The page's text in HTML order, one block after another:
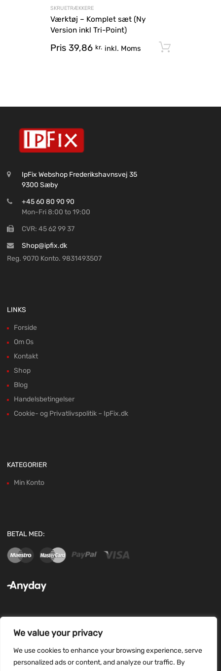
We value your privacy
We use cookies to enhance your browsing experience, serve
personalized ads or content, and analyze our traffic. By
SKRUETRÆKKERE
Værktøj – Komplet sæt (Ny
Version inkl Tri-Point)
Pris 39,86 kr. inkl. Moms
IpFix Webshop Frederikshavnsvej 35
9300 Sæby
+45 60 80 90 90
Mon-Fri 8:00 to 19:00
CVR: 45 62 99 37
Shop@ipfix.dk
Reg. 9070 Konto. 9831493507
LINKS
Forside
Om Os
Kontakt
Shop
Blog
Handelsbetingelser
Cookie- og Privatlivspolitik – IpFix.dk
KATEGORIER
Min Konto
BETAL MED:
FØLG OS: